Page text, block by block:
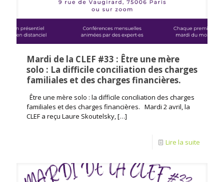
Mardi de la CLEF #33 : Être une mère
solo : La difficile conciliation des charges
familiales et des charges financières.
Être une mère solo : la difficile conciliation des charges
familiales et des charges financières. Mardi 2 avril, la
CLEF a reçu Laure Skoutelsky,[…]
Lire la suite